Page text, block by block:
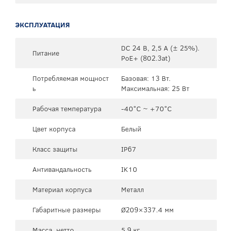
ЭКСПЛУАТАЦИЯ
Питание
DC 24 В, 2,5 А (± 25%).
PoE+ (802.3at)
Потребляемая мощност
ь
Базовая: 13 Вт.
Максимальная: 25 Вт
Рабочая температура
-40°C ~ +70°C
Цвет корпуса
Белый
Класс защиты
IP67
Антивандальность
IK10
Материал корпуса
Металл
Габаритные размеры
Ø209×337.4 мм